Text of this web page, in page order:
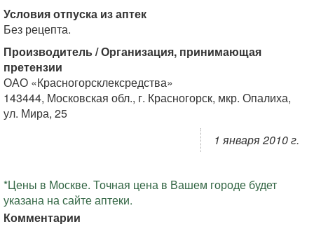
Условия отпуска из аптек
Без рецепта.
Производитель / Организация, принимающая
претензии
ОАО «Красногорсклексредства»
143444, Московская обл., г. Красногорск, мкр. Опалиха,
ул. Мира, 25
1 января 2010 г.
*Цены в Москве. Точная цена в Вашем городе будет
указана на сайте аптеки.
Комментарии